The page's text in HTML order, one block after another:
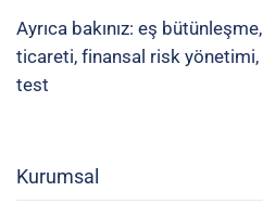
Ayrıca bakınız: eş bütünleşme,
ticareti, finansal risk yönetimi,
test
Kurumsal